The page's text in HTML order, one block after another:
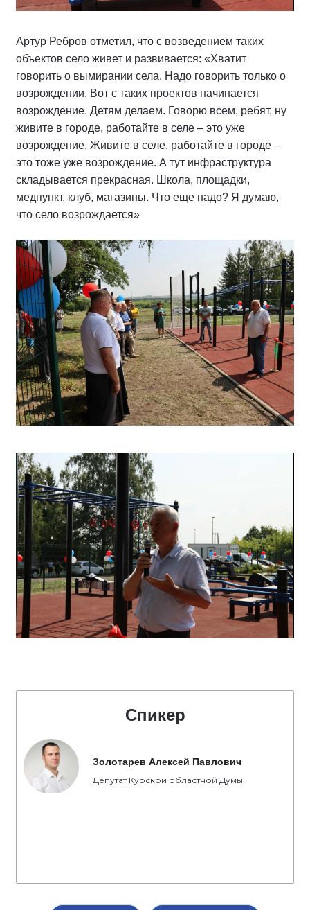
Артур Ребров отметил, что с возведением таких
объектов село живет и развивается: «Хватит
говорить о вымирании села. Надо говорить только о
возрождении. Вот с таких проектов начинается
возрождение. Детям делаем. Говорю всем, ребят, ну
живите в городе, работайте в селе – это уже
возрождение. Живите в селе, работайте в городе –
это тоже уже возрождение. А тут инфраструктура
складывается прекрасная. Школа, площадки,
медпункт, клуб, магазины. Что еще надо? Я думаю,
что село возрождается»
Спикер
Золотарев Алексей Павлович
Депутат Курской областной Думы